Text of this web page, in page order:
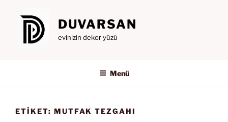
DUVARSAN
evinizin dekor yüzü
Menü
ETIKET: MUTFAK TEZGAHI